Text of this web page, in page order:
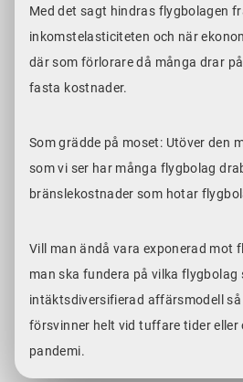
Med det sagt hindras flygbolagen
inkomstelasticiteten och när
där som förlorare då många drar
fasta kostnader.
Som grädde på moset: Utöver den
som vi ser har många flygbolag
bränslekostnader som hotar
Vill man ändå vara exponerad mot
man ska fundera på vilka flygbolag
intäktsdiversifierad affärsmodell
försvinner helt vid tuffare tider eller
pandemi.